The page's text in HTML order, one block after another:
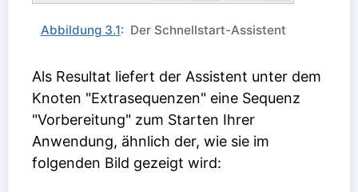
Abbildung 3.1: Der Schnellstart-Assistent
Als Resultat liefert der Assistent unter dem
Knoten "Extrasequenzen" eine Sequenz
"Vorbereitung" zum Starten Ihrer
Anwendung, ähnlich der, wie sie im
folgenden Bild gezeigt wird: